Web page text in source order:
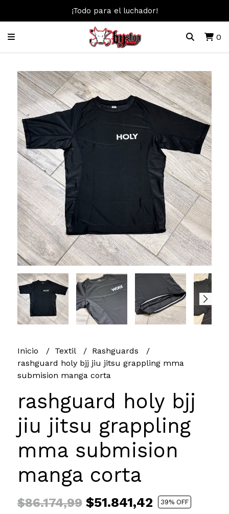
¡Todo para el luchador!
0
Inicio Textil
Rashguards
rashguard holy bjj jiu jitsu grappling mma
submision manga corta
rashguard holy bjj
jiu jitsu grappling
mma submision
manga corta
$86.174,99$51.841,42 39% OFF